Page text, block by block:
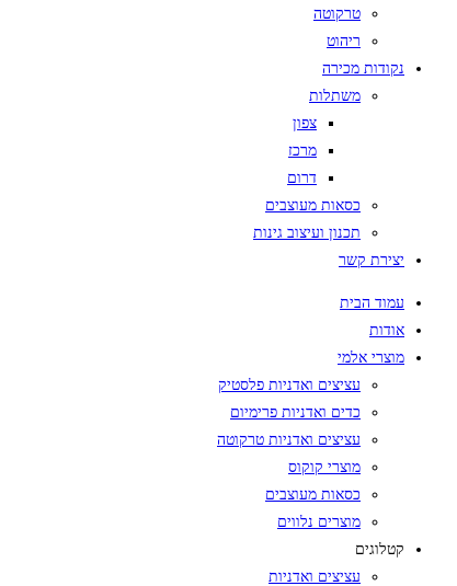
טרקוטה
ריהוט
נקודות מכירה
משתלות
צפון
מרכז
דרום
כסאות מעוצבים
תכנון ועיצוב גינות
יצירת קשר
עמוד הבית
אודות
מוצרי אלמי
עציצים ואדניות פלסטיק
כדים ואדניות פרימיום
עציצים ואדניות טרקוטה
מוצרי קוקוס
כסאות מעוצבים
מוצרים נלווים
קטלוגים
עציצים ואדניות